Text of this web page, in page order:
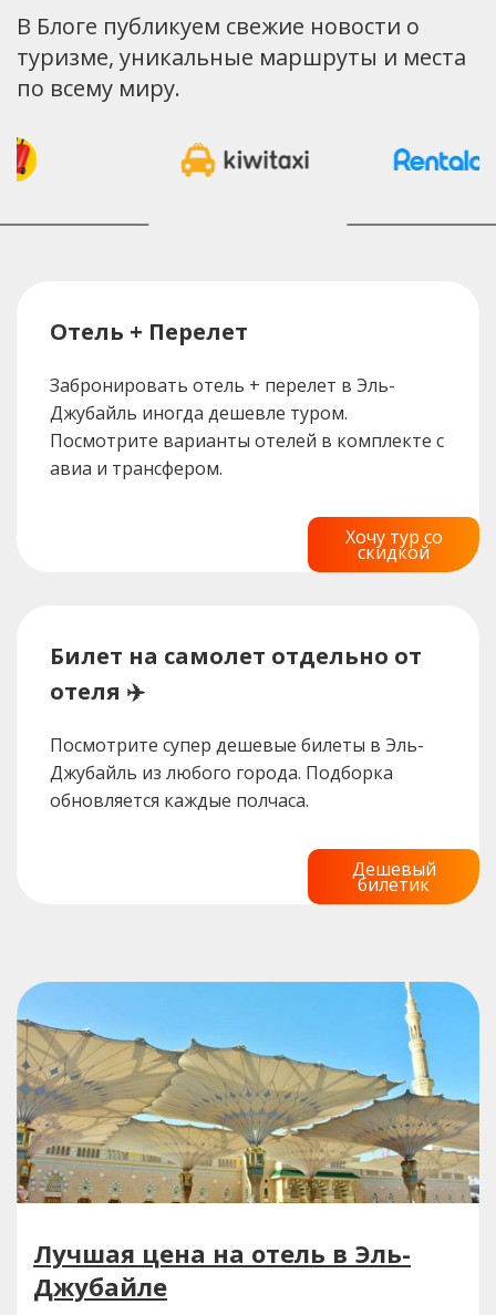
В Блоге публикуем свежие новости о
туризме, уникальные маршруты и места
по всему миру.
Отель + Перелет
Забронировать отель + перелет в Эль-
Джубайль иногда дешевле туром.
Посмотрите варианты отелей в комплекте с
авиа и трансфером.
Хочу тур со
скидкой
Билет на самолет отдельно от
отеля ✈️
Посмотрите супер дешевые билеты в Эль-
Джубайль из любого города. Подборка
обновляется каждые полчаса.
Дешевый
билетик
Лучшая цена на отель в Эль-
Джубайле